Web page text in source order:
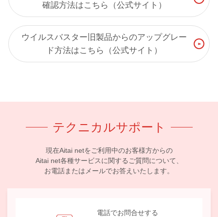
確認方法はこちら（公式サイト）
ウイルスバスター旧製品からのアップグレー
ド方法はこちら（公式サイト）
テクニカルサポート
現在Aitai netをご利用中のお客様方からの
Aitai net各種サービスに関するご質問について、
お電話またはメールでお答えいたします。
電話でお問合せする